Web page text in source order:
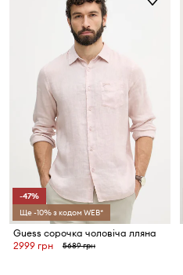
-47%
Ще -10% з кодом WEB*
Guess сорочка чоловіча лляна
2999 грн
5689 грн